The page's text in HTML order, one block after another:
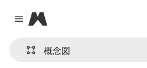
Close menu
Magnific